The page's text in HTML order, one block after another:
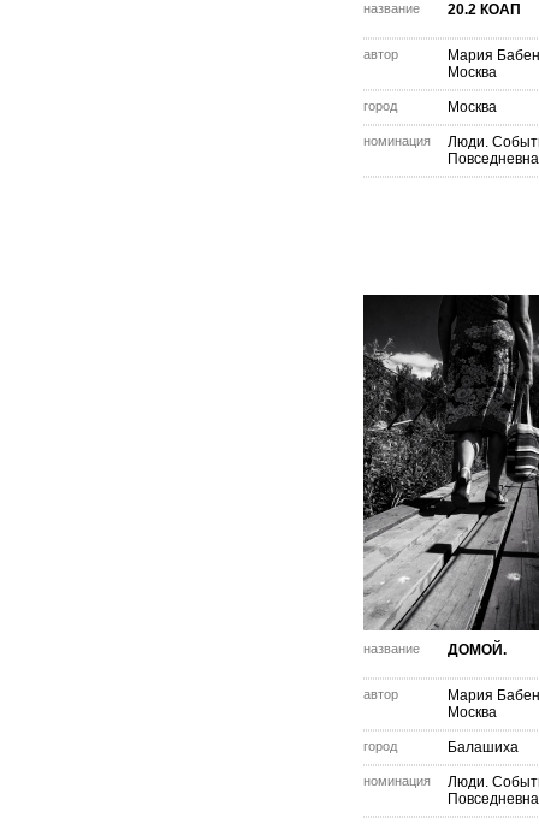
название 20.2 КОАП
автор
Мария
Москва
город Москва
номинация
Люди.
название ДОМОЙ.
автор
Мария
Москва
город Балашиха
номинация
Люди.